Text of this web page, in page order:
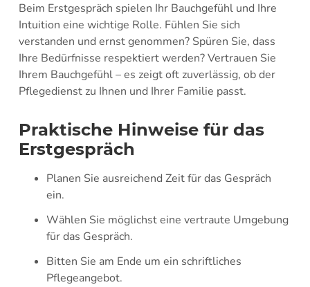
Beim Erstgespräch spielen Ihr Bauchgefühl und Ihre
Intuition eine wichtige Rolle. Fühlen Sie sich
verstanden und ernst genommen? Spüren Sie, dass
Ihre Bedürfnisse respektiert werden? Vertrauen Sie
Ihrem Bauchgefühl – es zeigt oft zuverlässig, ob der
Pflegedienst zu Ihnen und Ihrer Familie passt.
Praktische Hinweise für das
Erstgespräch
Planen Sie ausreichend Zeit für das Gespräch
ein.
Wählen Sie möglichst eine vertraute Umgebung
für das Gespräch.
Bitten Sie am Ende um ein schriftliches
Pflegeangebot.